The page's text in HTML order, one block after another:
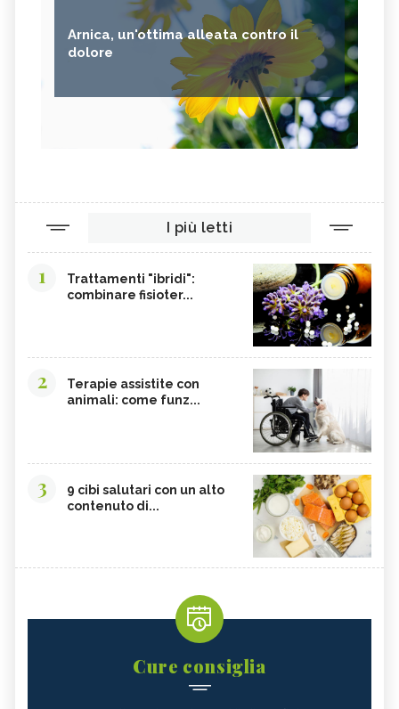
Arnica, un'ottima alleata contro il
dolore
I più letti
1
Trattamenti "ibridi":
combinare fisioter...
2
Terapie assistite con
animali: come funz...
3
9 cibi salutari con un alto
contenuto di...
Cure consiglia